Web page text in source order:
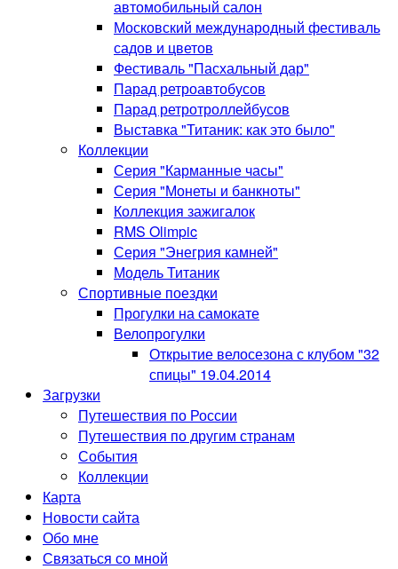
автомобильный салон
Московский международный фестиваль
садов и цветов
Фестиваль "Пасхальный дар"
Парад ретроавтобусов
Парад ретротроллейбусов
Выставка "Титаник: как это было"
Коллекции
Серия "Карманные часы"
Серия "Монеты и банкноты"
Коллекция зажигалок
RMS Olimpic
Серия "Энегрия камней"
Модель Титаник
Спортивные поездки
Прогулки на самокате
Велопрогулки
Открытие велосезона с клубом "32
спицы" 19.04.2014
Загрузки
Путешествия по России
Путешествия по другим странам
События
Коллекции
Карта
Новости сайта
Обо мне
Связаться со мной